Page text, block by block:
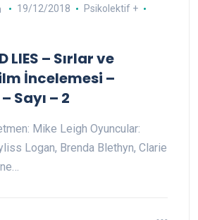
19/12/2018
Psikolektif +
LIES – Sırlar ve
İncelemesi –
Sayı – 2
Mike Leigh Oyuncular:
Logan, Brenda Blethyn, Clarie